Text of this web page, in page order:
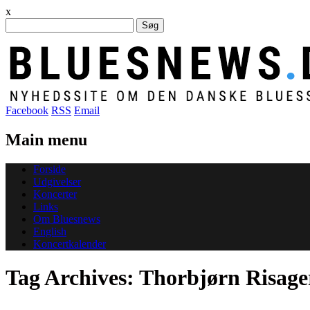
x
efter:
Facebook RSS Email
Main menu
Skip
content
Forside
Udgivelser
Koncerter
Links
Om Bluesnews
English
Koncertkalender
Tag Archives: Thorbjørn